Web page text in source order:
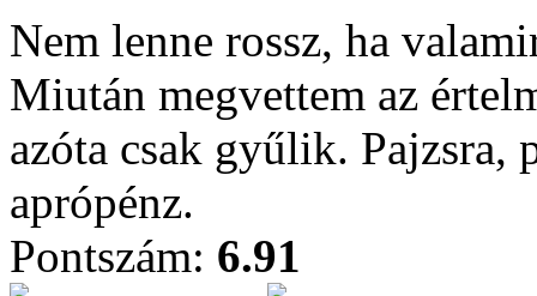
Nem lenne rossz, ha
Miután megvettem az
azóta csak gyűlik. Pajzsra,
aprópénz.
Pontszám: 6.91